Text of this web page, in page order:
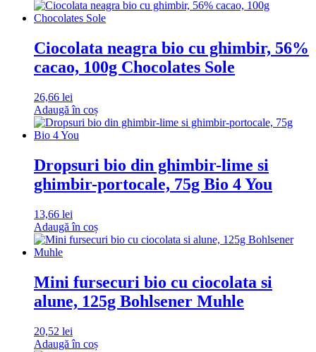
Ciocolata neagra bio cu ghimbir, 56%
cacao, 100g Chocolates Sole
26,66 lei
Adaugă în coș
Dropsuri bio din ghimbir-lime si
ghimbir-portocale, 75g Bio 4 You
13,66 lei
Adaugă în coș
Mini fursecuri bio cu ciocolata si
alune, 125g Bohlsener Muhle
20,52 lei
Adaugă în coș